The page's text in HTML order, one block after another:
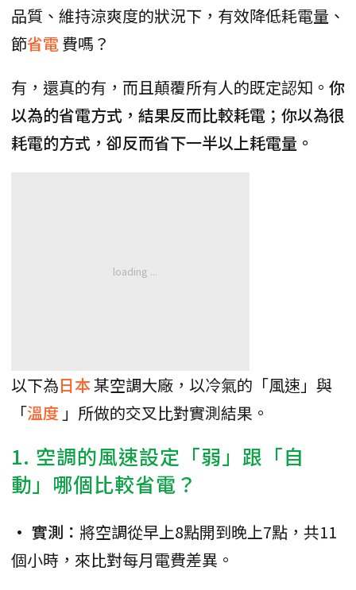
品質、維持涼爽度的狀況下，有效降低耗電量、
節省電費嗎？
有，還真的有，而且顛覆所有人的既定認知。 你
以為的省電方式，結果反而比較耗電；你以為很
耗電的方式，卻反而省下一半以上耗電量。
以下為日本某空調大廠，以冷氣的「風速」與
「溫度 」所做的交叉比對實測結果。
1. 空調的風速設定「弱」跟「自
動」哪個比較省電？
• 實測： 將空調從早上8點開到晚上7點，共11
個小時，來比對每月電費差異。